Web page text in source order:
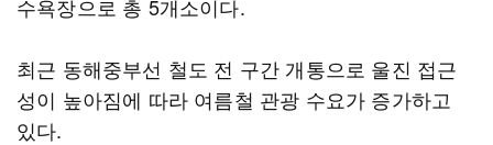
수욕장으로 총 5개소이다.
최근 동해중부선 철도 전 구간 개통으로 울진 접근
성이 높아짐에 따라 여름철 관광 수요가 증가하고
있다.